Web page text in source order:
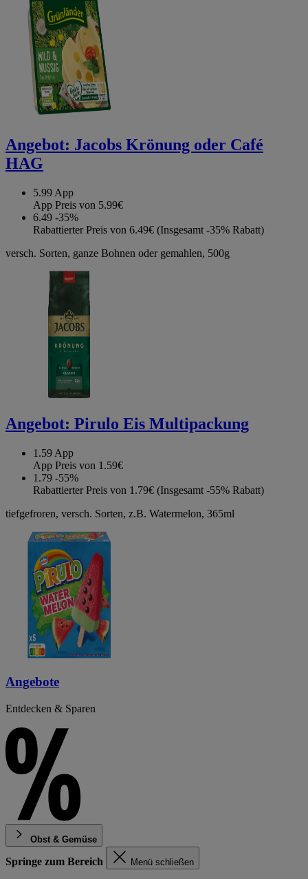
Angebot: Jacobs Krönung oder Café
HAG
5.99 App
App Preis von 5.99€
6.49 -35%
Rabattierter Preis von 6.49€ (Insgesamt -35% Rabatt)
versch. Sorten, ganze Bohnen oder gemahlen, 500g
Angebot: Pirulo Eis Multipackung
1.59 App
App Preis von 1.59€
1.79 -55%
Rabattierter Preis von 1.79€ (Insgesamt -55% Rabatt)
tiefgefroren, versch. Sorten, z.B. Watermelon, 365ml
Angebote
Entdecken & Sparen
Obst & Gemüse
Springe zum Bereich Menü schließen